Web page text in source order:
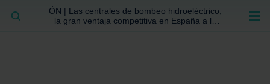
ÓN | Las centrales de bombeo hidroeléctrico,
la gran ventaja competitiva en España a la
BUSCAR